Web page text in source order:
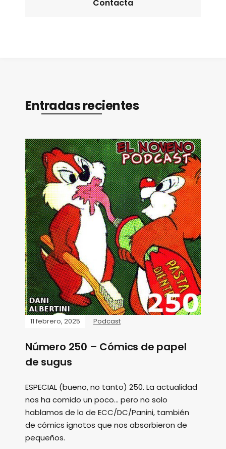
Contacta
Entradas recientes
11 febrero, 2025 Podcast
Número 250 – Cómics de papel
de sugus
ESPECIAL (bueno, no tanto) 250. La actualidad
nos ha comido un poco... pero no solo
hablamos de lo de ECC/DC/Panini, también
de cómics ignotos que nos absorbieron de
pequeños.